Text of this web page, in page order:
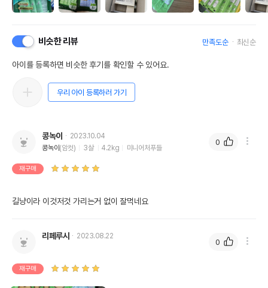
비슷한 리뷰 만족도순 최신순
아이를 등록하면 비슷한 후기를 확인할 수 있어요.
우리 아이 등록하러 가기
콩녹이
2023.10.04
콩녹이 (암컷) 3살 4.2kg 미니어처푸들
재구매
길냥이라 이것저것 가리는거 없이 잘먹네요
0
리페루시 2023.08.22
재구매
0